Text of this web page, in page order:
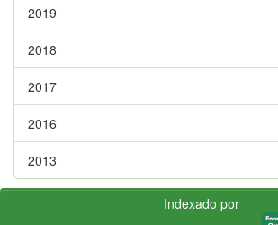
2019
2018
2017
2016
2013
Indexado por